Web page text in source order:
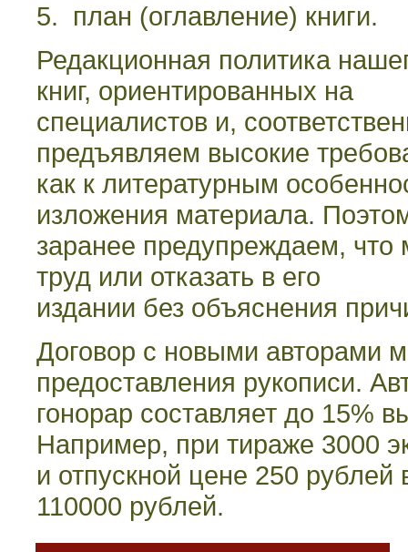
5. план (оглавление) книги.
Редакционная политика
книг, ориентированных на
специалистов и,
предъявляем высокие
как к литературным
изложения материала.
заранее предупреждаем,
труд или отказать в его
издании без объяснения
Договор с новыми авторами
предоставления рукописи.
гонорар составляет до 15%
Например, при тираже 3000
и отпускной цене 250
110000 рублей.